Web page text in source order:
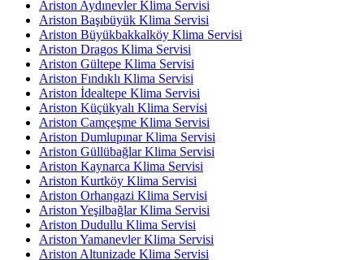
Ariston Aydınevler Klima Servisi
Ariston Başıbüyük Klima Servisi
Ariston Büyükbakkalköy Klima Servisi
Ariston Dragos Klima Servisi
Ariston Gültepe Klima Servisi
Ariston Fındıklı Klima Servisi
Ariston İdealtepe Klima Servisi
Ariston Küçükyalı Klima Servisi
Ariston Camçeşme Klima Servisi
Ariston Dumlupınar Klima Servisi
Ariston Güllübağlar Klima Servisi
Ariston Kaynarca Klima Servisi
Ariston Kurtköy Klima Servisi
Ariston Orhangazi Klima Servisi
Ariston Yeşilbağlar Klima Servisi
Ariston Dudullu Klima Servisi
Ariston Yamanevler Klima Servisi
Ariston Altunizade Klima Servisi